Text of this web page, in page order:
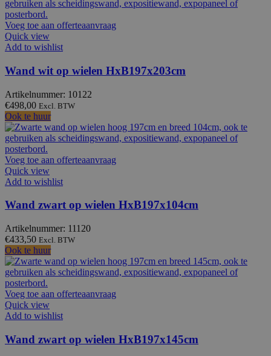
Voeg toe aan offerteaanvraag
Quick view
Add to wishlist
Wand wit op wielen HxB197x203cm
Artikelnummer: 10122
€498,00 Excl. BTW
Ook te huur
Voeg toe aan offerteaanvraag
Quick view
Add to wishlist
Wand zwart op wielen HxB197x104cm
Artikelnummer: 11120
€433,50 Excl. BTW
Ook te huur
Voeg toe aan offerteaanvraag
Quick view
Add to wishlist
Wand zwart op wielen HxB197x145cm